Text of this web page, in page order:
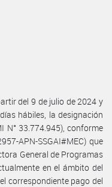
del 9 de julio de 2024 y
hábiles, la designación
N° 33.774.945), conforme
APN-SSGAI#MEC) que
General de Programas
en el ámbito del
correspondiente pago del